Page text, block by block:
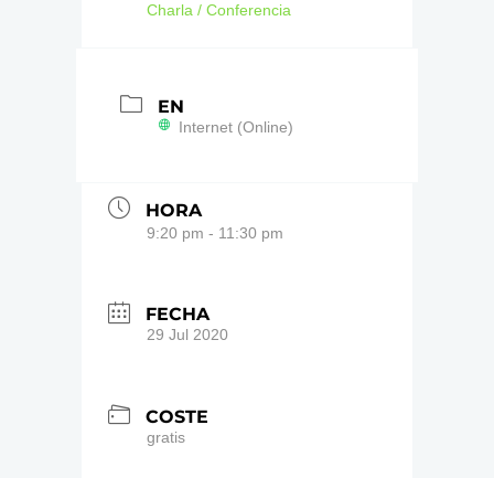
Charla / Conferencia
EN
Internet (Online)
HORA
9:20 pm - 11:30 pm
FECHA
29 Jul 2020
COSTE
gratis